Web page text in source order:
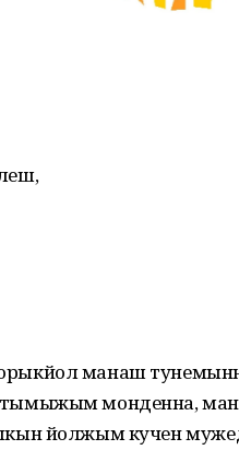
манаш
монденна,
йолжым кучен